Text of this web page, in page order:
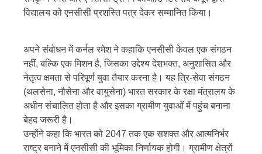
विद्यालय को एनसीसी प्रशस्ति पत्र देकर सम्मानित किया।
अपने संबोधन में कर्नल रमेश ने कहाकि एनसीसी केवल एक संगठन
नहीं, बल्कि एक मिशन है, जिसका उद्देश्य देशभक्त, अनुशासित और
नेतृत्व क्षमता से परिपूर्ण युवा तैयार करना है। यह त्रि-सेवा संगठन
(थलसेना, नौसेना और वायुसेना) भारत सरकार के रक्षा मंत्रालय के
अधीन संचालित होता है और इसका ग्रामीण युवाओं में पहुंच बनाना
बेहद जरूरी है।
उन्होंने कहा कि भारत को 2047 तक एक सशक्त और आत्मनिर्भर
राष्ट्र बनाने में एनसीसी की भूमिका निर्णायक होगी। ग्रामीण क्षेत्रों